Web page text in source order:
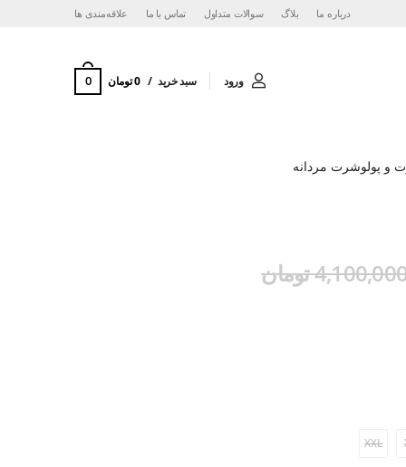
درباره ما بلاگ سوالات متداول تماس با ما ‌علاقه‌مندی ها
ورود سبد خرید 0 تومان 0
و پولوشرت مردانه
تومان
XXL